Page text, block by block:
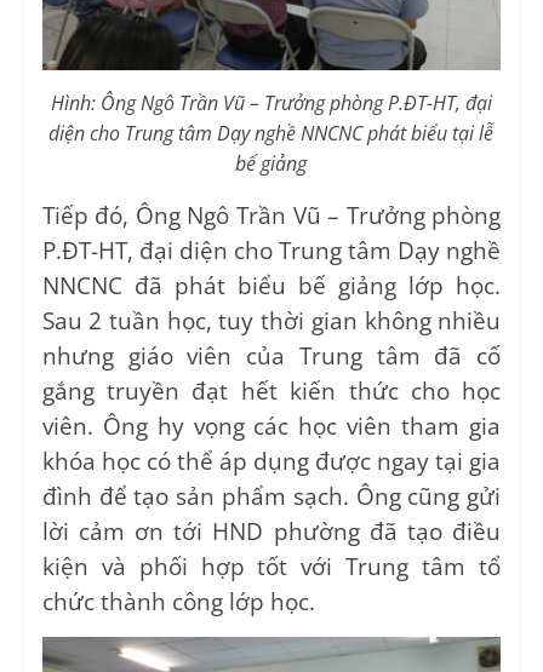
Hình: Ông Ngô Trần Vũ – Trưởng phòng P.ĐT-HT, đại
diện cho Trung tâm Dạy nghề NNCNC phát biểu tại lễ
bế giảng
Tiếp đó, Ông Ngô Trần Vũ – Trưởng phòng
P.ĐT-HT, đại diện cho Trung tâm Dạy nghề
NNCNC đã phát biểu bế giảng lớp học.
Sau 2 tuần học, tuy thời gian không nhiều
nhưng giáo viên của Trung tâm đã cố
gắng truyền đạt hết kiến thức cho học
viên. Ông hy vọng các học viên tham gia
khóa học có thể áp dụng được ngay tại gia
đình để tạo sản phẩm sạch. Ông cũng gửi
lời cảm ơn tới HND phường đã tạo điều
kiện và phối hợp tốt với Trung tâm tổ
chức thành công lớp học.